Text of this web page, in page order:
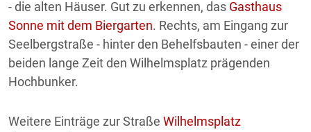
- die alten Häuser. Gut zu erkennen, das Gasthaus
Sonne mit dem Biergarten. Rechts, am Eingang zur
Seelbergstraße - hinter den Behelfsbauten - einer der
beiden lange Zeit den Wilhelmsplatz prägenden
Hochbunker.
Weitere Einträge zur Straße Wilhelmsplatz